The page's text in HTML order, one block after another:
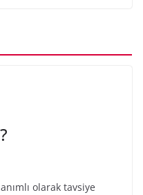
olarak tavsiye